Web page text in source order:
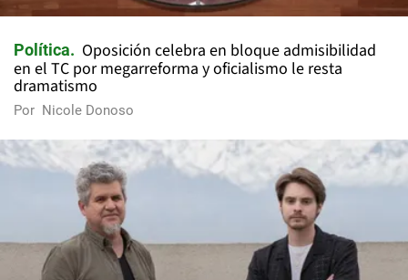
Política
Oposición celebra en bloque admisibilidad
en el TC por megarreforma y oficialismo le resta
dramatismo
Por Nicole Donoso